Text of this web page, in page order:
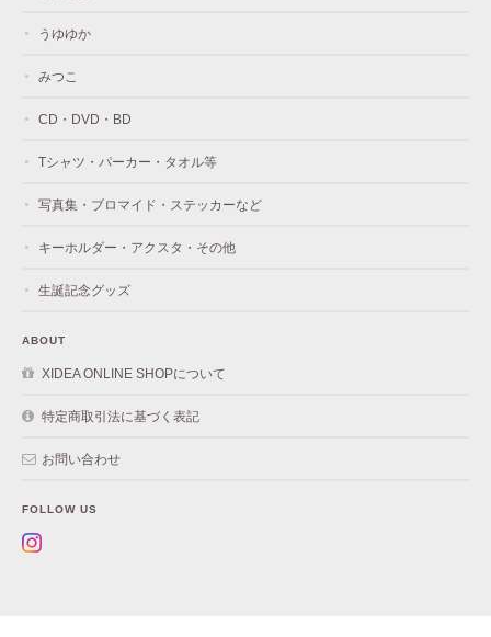
うゆゆか
みつこ
CD・DVD・BD
Tシャツ・パーカー・タオル等
写真集・ブロマイド・ステッカーなど
キーホルダー・アクスタ・その他
生誕記念グッズ
ABOUT
XIDEA ONLINE SHOPについて
特定商取引法に基づく表記
お問い合わせ
FOLLOW US